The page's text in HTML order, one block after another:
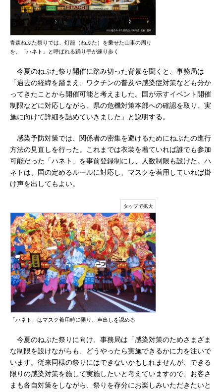
青森ねぶた祭りでは、灯籠（ねぶた）を乗せた山車の周り
を、「ハネト」と呼ばれる踊り手が練り歩く
今夏のねぶた祭り開催に踏み切った背景を聞くと、事務局は
「過去の経緯を踏まえ、ワクチンの普及や感染症対策なども分か
ってきたことから開催可能と考えました。国が示すイベント開催
制限などに対応しながら、県の危機対策本部への確認を取り、実
施に向けて詳細を詰めていきました」と説明する。
感染予防対策では、関係者の密集を避けるためにねぶたの進行
方法の見直しを行った。これまでは衣装を着ていれば誰でも参加
可能だった「ハネト」を事前登録制にし、人数制限も設けた。ハ
ネトは、国の定めるルールに対応し、マスクを着用していれば掛
け声を出してもよい。
「ハネト」はマスク着用時に限り、声出しを認める
今夏のねぶた祭りに向け、事務局は「感染対策のためさまざま
な制限を設けながらも、どうやったら実施できるかに力を注いで
います。従来同様の祭りにはできないかもしれませんが、できる
限りの感染対策を施して実施したいと考えていますので、お客さ
まも各自対策をしながら、祭りを存分にお楽しみいただきたいと